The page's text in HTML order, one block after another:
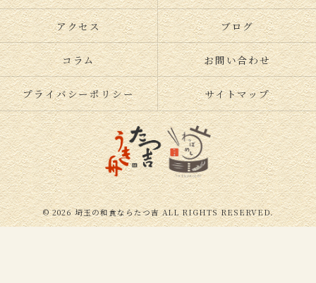
アクセス ブログ
コラム お問い合わせ
プライバシーポリシー サイトマップ
© 2026 埼玉の和食ならたつ吉 ALL RIGHTS RESERVED.